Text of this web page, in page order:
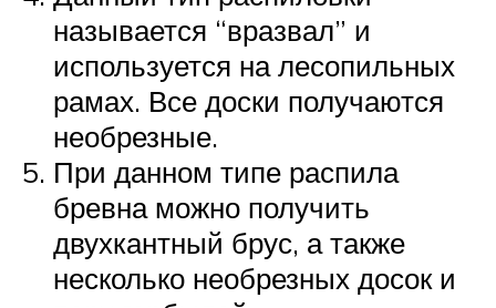
называется “вразвал” и
используется на лесопильных
рамах. Все доски получаются
необрезные.
При данном типе распила
бревна можно получить
двухкантный брус, а также
несколько необрезных досок и